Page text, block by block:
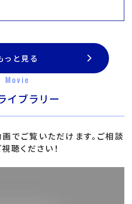
っと見る
Movie
イブラリー
でご覧いただけます。ご相談
聴ください！